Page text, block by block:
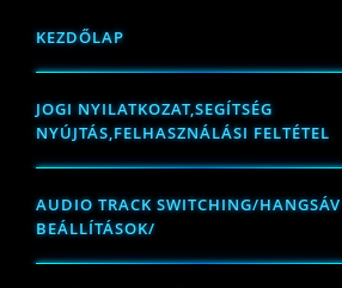
KEZDŐLAP
JOGI NYILATKOZAT,SEGÍTSÉG
NYÚJTÁS,FELHASZNÁLÁSI FELTÉTEL
AUDIO TRACK SWITCHING/HANGSÁV
BEÁLLÍTÁSOK/